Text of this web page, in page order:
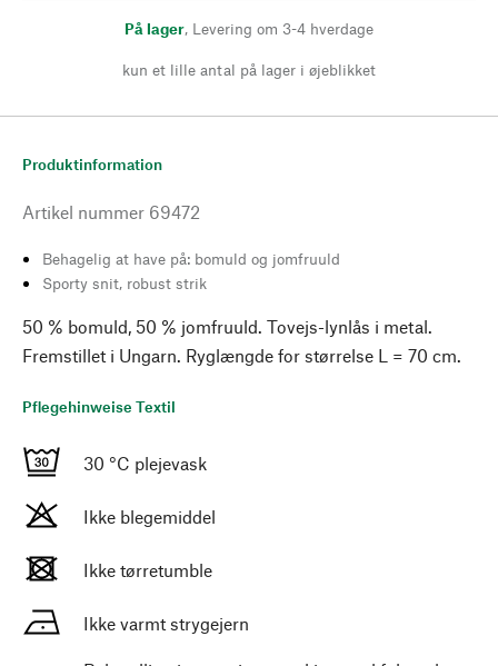
På lager, Levering om 3-4 hverdage
kun et lille antal på lager i øjeblikket
Produktinformation
Artikel nummer 69472
Behagelig at have på: bomuld og jomfruuld
Sporty snit, robust strik
50 % bomuld, 50 % jomfruuld. Tovejs-lynlås i metal.
Fremstillet i Ungarn. Ryglængde for størrelse L = 70 cm.
Pflegehinweise Textil
30 °C plejevask
Ikke blegemiddel
Ikke tørretumble
Ikke varmt strygejern